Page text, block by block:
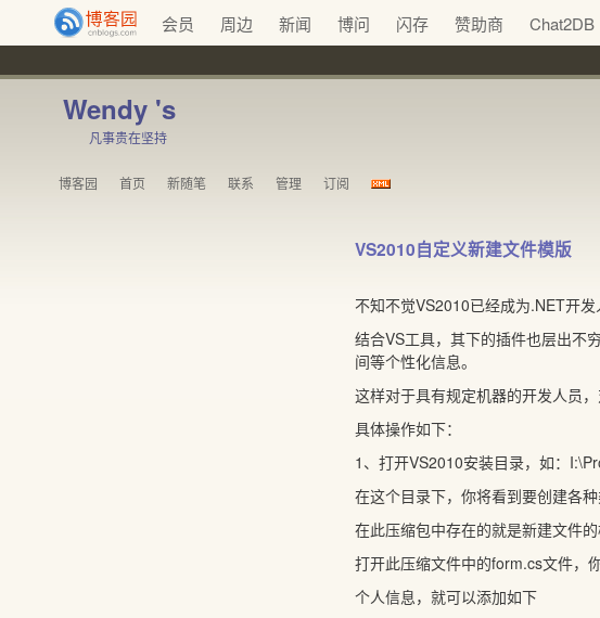
会员 周边 新闻 博问 闪存 赞助商 Chat2DB
Wendy 's
凡事贵在坚持
博客园 首页 新随笔 联系 管理 订阅
VS2010自定义新建文件模版
不知不觉VS2010已经成为.NET开
结合VS工具，其下的插件也层出不
间等个性化信息。
这样对于具有规定机器的开发人员
具体操作如下：
1、打开VS2010安装目录，如：
在这个目录下，你将看到要创建各
在此压缩包中存在的就是新建文件
打开此压缩文件中的form.cs文件，
个人信息，就可以添加如下